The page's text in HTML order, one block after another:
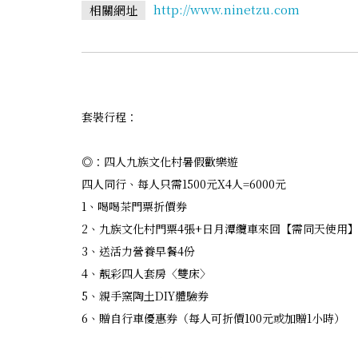
相關網址 http://www.ninetzu.com
套裝行程：
◎：四人九族文化村暑假歡樂遊
四人同行、每人只需1500元X4人=6000元
1、喝喝茶門票折價券
2、九族文化村門票4張+日月潭纜車來回【需同天使用】
3、送活力營養早餐4份
4、靚彩四人套房〈雙床〉
5、親手窯陶土DIY體驗券
6、贈自行車優惠券（每人可折價100元或加贈1小時）